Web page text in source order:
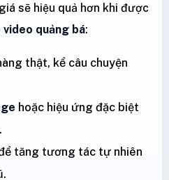
sẽ hiệu quả hơn khi được
quảng bá:
thật, kể câu chuyện
hoặc hiệu ứng đặc biệt
tăng tương tác tự nhiên